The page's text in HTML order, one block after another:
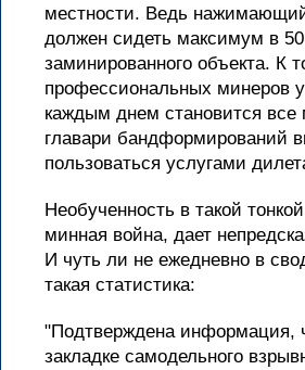
местности. Ведь
должен сидеть максимум в
заминированного объекта. К
профессиональных минеров
каждым днем становится
главари бандформирований
пользоваться услугами
Необученность в такой
минная война, дает
И чуть ли не ежедневно в
такая статистика:
"Подтверждена информация,
закладке самодельного